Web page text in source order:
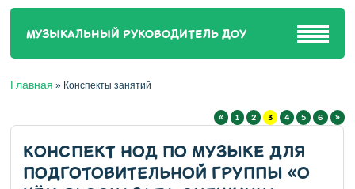
МУЗЫКАЛЬНЫЙ РУКОВОДИТЕЛЬ ДОУ
Главная » Конспекты занятий
« 1 2 3 4 5 6 »
КОНСПЕКТ НОД ПО МУЗЫКЕ ДЛЯ
ПОДГОТОВИТЕЛЬНОЙ ГРУППЫ «О